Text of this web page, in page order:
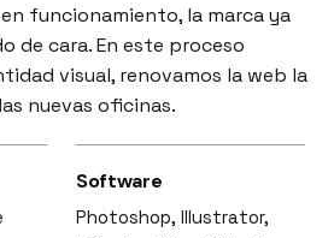
en funcionamiento, la marca ya
de cara. En este proceso
visual, renovamos la web la
nuevas oficinas.
Software
Photoshop, Illustrator,